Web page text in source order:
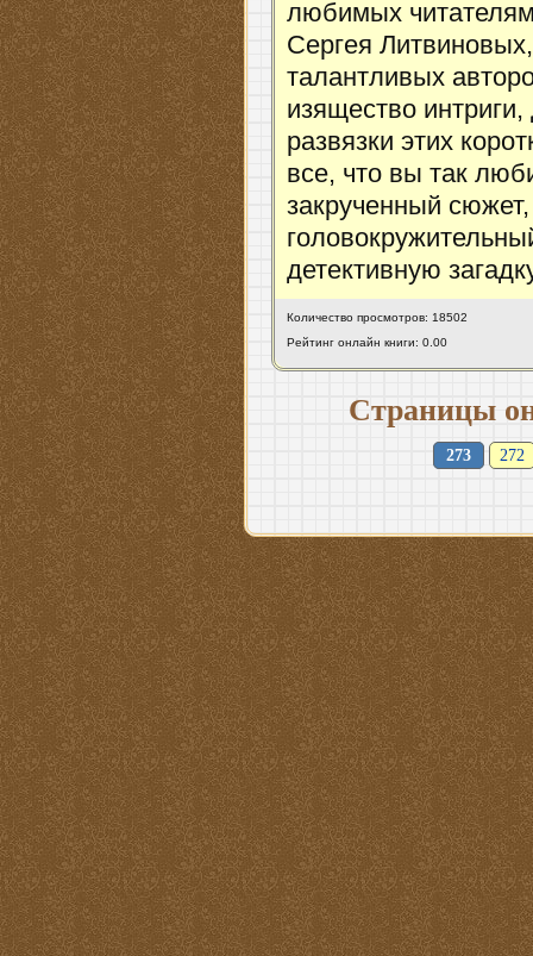
любимых
Сергея
талантливых
изящество
развязки этих
все, что вы так
закрученный
детективную
Количество просмотров: 18502
Рейтинг онлайн книги: 0.00
Страницы
273 272